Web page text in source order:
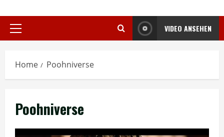
Primary
VIDEO ANSEHEN
Home Poohniverse
Poohniverse